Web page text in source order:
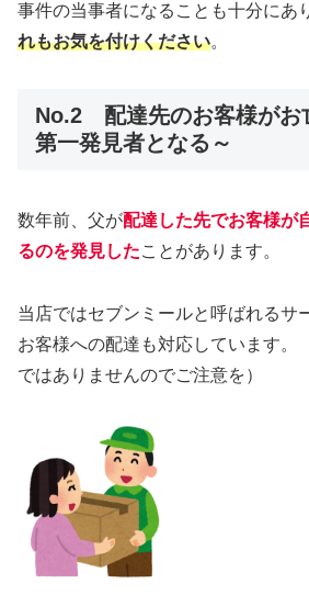
事件の当事者になることも十分にあ
れもお気を付けください。
No.2 配達先のお客様が
第一発見者となる～
数年前、父が配達した先でお客様が
るのを発見したことがあります。
当店ではセブンミールと呼ばれるサ
お客様への配達も対応しています。
ではありませんのでご注意を）